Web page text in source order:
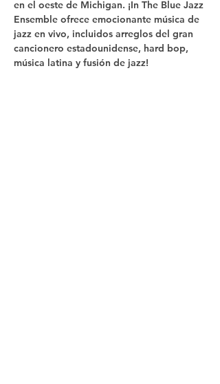
en el oeste de Michigan. ¡In The Blue Jazz
Ensemble ofrece emocionante música de
jazz en vivo, incluidos arreglos del gran
cancionero estadounidense, hard bop,
música latina y fusión de jazz!